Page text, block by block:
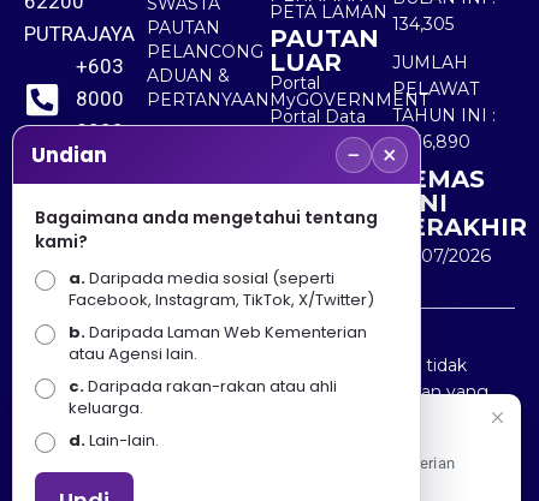
PUTRAJAYA
+603
8000
8000
+603
8891
7100
PAUTAN
PELANCONG
ADUAN &
PERTANYAAN
PETA LAMAN
PAUTAN
LUAR
Portal
MyGOVERNMENT
Portal Data
Terbuka
Sektor Awam
134,305
JUMLAH
PELAWAT
TAHUN INI :
5,536,890
KEMAS
KINI
TERAKHIR
30/07/2026
Penafian : Kerajaan Malaysia dan Kementerian
Pelancongan Seni dan Budaya (MOTAC) adalah tidak
bertanggungjawab atas kehilangan atau kerugian yang
disebabkan oleh penggunaan mana-mana maklumat
yang diperolehi dari portal ini.
Undian − ×
Bagaimana anda mengetahui tentang
kami?
a.Daripada media sosial (seperti
Facebook, Instagram, TikTok, X/Twitter)
b.Daripada Laman Web Kementerian
atau Agensi lain.
c.Daripada rakan-rakan atau ahli
keluarga.
d.Lain-lain.
Apa Khabar! Selamat datang ke Portal Rasmi Kementerian
Pelancongan, Seni dan Budaya